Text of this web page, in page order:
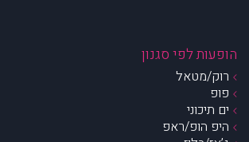
הופעות לפי סגנון
רוק/מטאל
פופ
ים תיכוני
היפ הופ/ראפ